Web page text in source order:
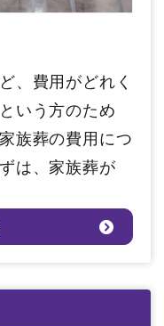
、費用がどれく
いう方のため
族葬の費用につ
は、家族葬が